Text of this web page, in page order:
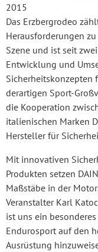
2015
Das Erzbergrodeo
Herausforderungen
Szene und ist seit
Entwicklung und
Sicherheitskonzepten
derartigen Sport-
die Kooperation
italienischen Marken
Hersteller für
Mit innovativen
Produkten setzen
Maßstäbe in der
Veranstalter Karl
ist uns ein
Endurosport auf den
Ausrüstung